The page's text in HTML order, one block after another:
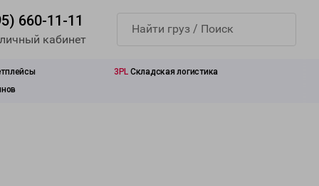
660-11-11
кабинет
3PL Складская логистика